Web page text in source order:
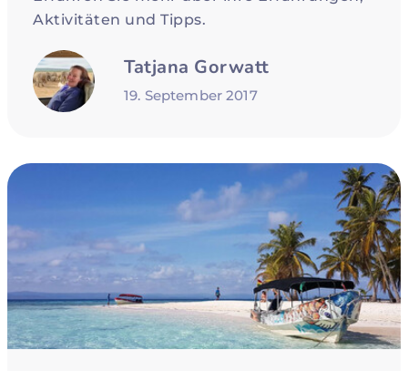
Aktivitäten und Tipps.
Tatjana Gorwatt
19. September 2017